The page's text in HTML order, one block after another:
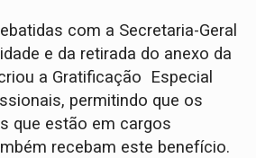
com a Secretaria-Geral
e da retirada do anexo da
a Gratificação Especial
permitindo que os
que estão em cargos
recebam este benefício.